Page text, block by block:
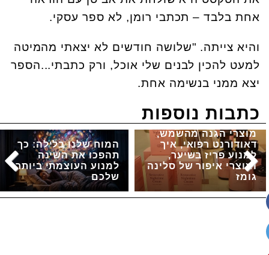
אחת בלבד – תכתבי רומן, לא ספר עסקי.
והיא צייתה. "שלושה חודשים לא יצאתי מהמיטה
למעט להכין לבנים שלי אוכל, ורק כתבתי...הספר
יצא ממני בנשימה אחת.
כתבות נוספות
המוח שלנו בלילה: כך
תהפכו את השינה
למנוע העוצמתי ביותר
שלכם
מוצרי הגנה מהשמש,
דאודורנט רפואי, איך
למנוע פריז בשיער,
ומוצרי איפור של סלינה
גומז